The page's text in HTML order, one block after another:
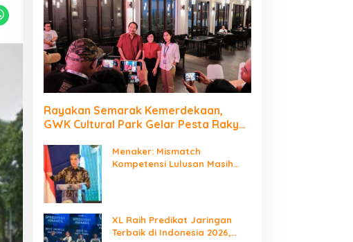
Rayakan Semarak Kemerdekaan,
GWK Cultural Park Gelar Pesta Rakyat
Menaker: Mismatch
Kompetensi Lulusan Masih
XL Raih Predikat Jaringan
Terbaik di Indonesia 2026,